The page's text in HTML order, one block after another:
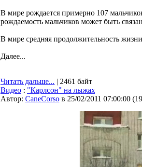
В мире рождается примерно 107
рождаемость мальчиков может быть
В мире средняя продолжительность
Далее...
Читать дальше... | 2461 байт
Видео : "Карлсон" на лыжах
Автор: CaneCorso в 25/02/2011 07:00:00 (